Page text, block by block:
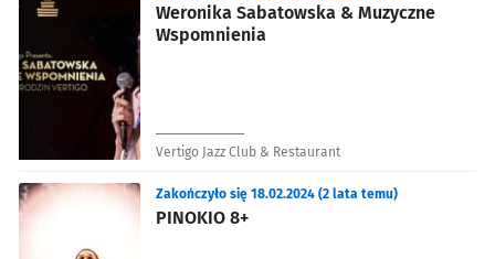
Weronika Sabatowska & Muzyczne
Wspomnienia
Vertigo Jazz Club & Restaurant
PINOKIO 8+
Zakończyło się 18.02.2024 (2 lata temu)